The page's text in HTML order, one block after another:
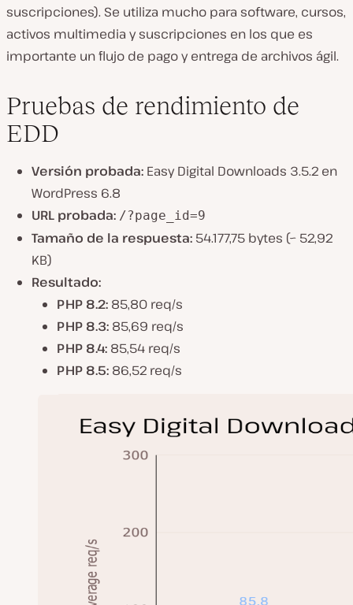
suscripciones). Se utiliza mucho para software, cursos,
activos multimedia y suscripciones en los que es
importante un flujo de pago y entrega de archivos ágil.
Pruebas de rendimiento de
EDD
Versión probada: Easy Digital Downloads 3.5.2 en
WordPress 6.8
URL probada: /?page_id=9
Tamaño de la respuesta: 54.177,75 bytes (~ 52,92
KB)
Resultado:
PHP 8.2: 85,80 req/s
PHP 8.3: 85,69 req/s
PHP 8.4: 85,54 req/s
PHP 8.5: 86,52 req/s